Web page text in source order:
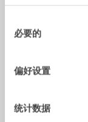
必要的
偏好设置
统计数据